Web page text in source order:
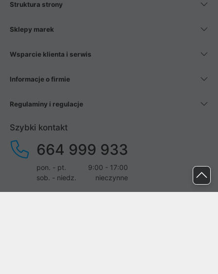
Struktura strony
Sklepy marek
Wsparcie klienta i serwis
Informacje o firmie
Regulaminy i regulacje
Szybki kontakt
664 999 933
pon. - pt.
9:00 - 17:00
sob. - niedz.
nieczynne